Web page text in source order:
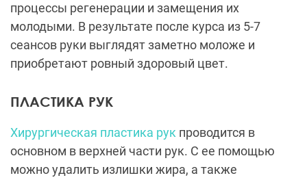
процессы регенерации и замещения их
молодыми. В результате после курса из 5-7
сеансов руки выглядят заметно моложе и
приобретают ровный здоровый цвет.
ПЛАСТИКА РУК
Хирургическая пластика рук проводится в
основном в верхней части рук. С ее помощью
можно удалить излишки жира, а также